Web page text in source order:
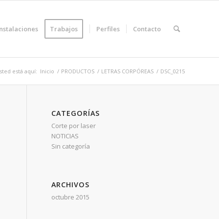
Trabajos Perfiles Contacto
está aquí: Inicio / PRODUCTOS / LETRAS CORPÓREAS / DSC_0215
CATEGORÍAS
Corte por laser
NOTICIAS
Sin categoría
ARCHIVOS
octubre 2015